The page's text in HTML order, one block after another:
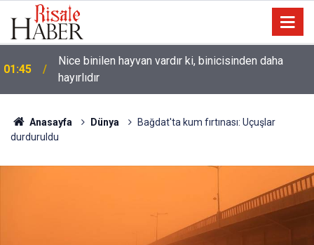
01:45
Nice binilen hayvan vardır ki, binicisinden daha
hayırlıdır
Anasayfa Dünya
Bağdat'ta kum fırtınası: Uçuşlar
durduruldu